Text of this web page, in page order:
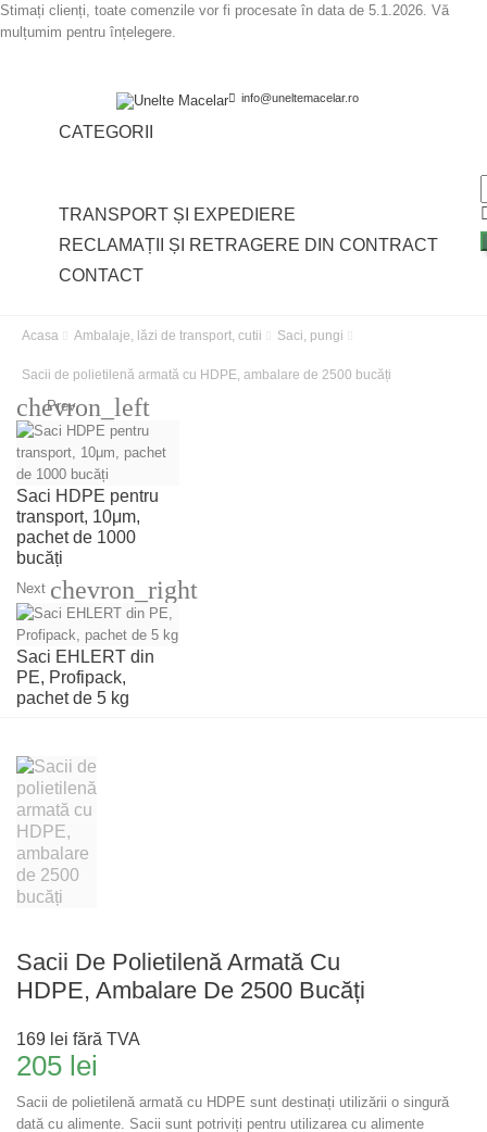
Stimați clienți, toate comenzile vor fi procesate în data de 5.1.2026. Vă
mulțumim pentru înțelegere.
info@uneltemacelar.ro
CATEGORII
TRANSPORT ȘI EXPEDIERE
RECLAMAȚII ȘI RETRAGERE DIN CONTRACT
CONTACT
Acasa Ambalaje, lăzi de transport, cutii Saci, pungi
Sacii de polietilenă armată cu HDPE, ambalare de 2500 bucăți
chevron_left
Prev
Saci HDPE pentru
transport, 10μm,
pachet de 1000
bucăți
Next chevron_right
Saci EHLERT din
PE, Profipack,
pachet de 5 kg
Sacii De Polietilenă Armată Cu
HDPE, Ambalare De 2500 Bucăți
169 lei fără TVA
205 lei
Sacii de polietilenă armată cu HDPE sunt destinați utilizării o singură
dată cu alimente. Sacii sunt potriviți pentru utilizarea cu alimente